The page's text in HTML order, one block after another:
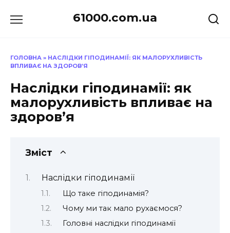
до
61000.com.ua
ГОЛОВНА » НАСЛІДКИ ГІПОДИНАМІЇ: ЯК МАЛОРУХЛИВІСТЬ
ВПЛИВАЄ НА ЗДОРОВ’Я
Наслідки гіподинамії: як
малорухливість впливає на
здоров’я
Зміст
Наслідки гіподинамії
Що таке гіподинамія?
Чому ми так мало рухаємося?
Головні наслідки гіподинамії